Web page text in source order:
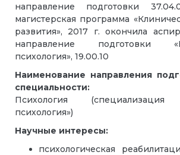
направление подготовки
магистерская программа
развития», 2017 г. окончила
направление подготовки
психология», 19.00.10
Наименование направления
специальности:
Психология (специализация
психология»)
Научные интересы:
психологическая